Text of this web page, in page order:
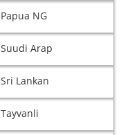
Papua NG
Suudi Arap
Sri Lankan
Tayvanli